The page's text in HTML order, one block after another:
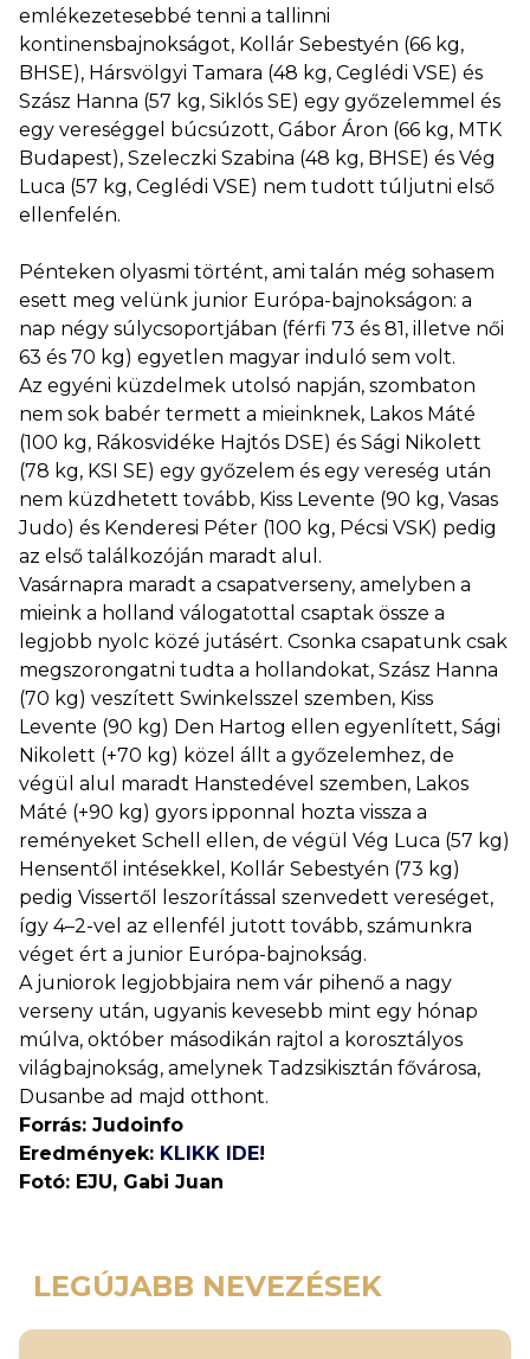
emlékezetesebbé tenni a tallinni
kontinensbajnokságot, Kollár Sebestyén (66 kg,
BHSE), Hársvölgyi Tamara (48 kg, Ceglédi VSE) és
Szász Hanna (57 kg, Siklós SE) egy győzelemmel és
egy vereséggel búcsúzott, Gábor Áron (66 kg, MTK
Budapest), Szeleczki Szabina (48 kg, BHSE) és Vég
Luca (57 kg, Ceglédi VSE) nem tudott túljutni első
ellenfelén.
Pénteken olyasmi történt, ami talán még sohasem
esett meg velünk junior Európa-bajnokságon: a
nap négy súlycsoportjában (férfi 73 és 81, illetve női
63 és 70 kg) egyetlen magyar induló sem volt.
Az egyéni küzdelmek utolsó napján, szombaton
nem sok babér termett a mieinknek, Lakos Máté
(100 kg, Rákosvidéke Hajtós DSE) és Sági Nikolett
(78 kg, KSI SE) egy győzelem és egy vereség után
nem küzdhetett tovább, Kiss Levente (90 kg, Vasas
Judo) és Kenderesi Péter (100 kg, Pécsi VSK) pedig
az első találkozóján maradt alul.
Vasárnapra maradt a csapatverseny, amelyben a
mieink a holland válogatottal csaptak össze a
legjobb nyolc közé jutásért. Csonka csapatunk csak
megszorongatni tudta a hollandokat, Szász Hanna
(70 kg) veszített Swinkelsszel szemben, Kiss
Levente (90 kg) Den Hartog ellen egyenlített, Sági
Nikolett (+70 kg) közel állt a győzelemhez, de
végül alul maradt Hanstedével szemben, Lakos
Máté (+90 kg) gyors ipponnal hozta vissza a
reményeket Schell ellen, de végül Vég Luca (57 kg)
Hensentől intésekkel, Kollár Sebestyén (73 kg)
pedig Vissertől leszorítással szenvedett vereséget,
így 4–2-vel az ellenfél jutott tovább, számunkra
véget ért a junior Európa-bajnokság.
A juniorok legjobbjaira nem vár pihenő a nagy
verseny után, ugyanis kevesebb mint egy hónap
múlva, október másodikán rajtol a korosztályos
világbajnokság, amelynek Tadzsikisztán fővárosa,
Dusanbe ad majd otthont.
Forrás: Judoinfo
Eredmények: KLIKK IDE!
Fotó: EJU, Gabi Juan
LEGÚJABB NEVEZÉSEK